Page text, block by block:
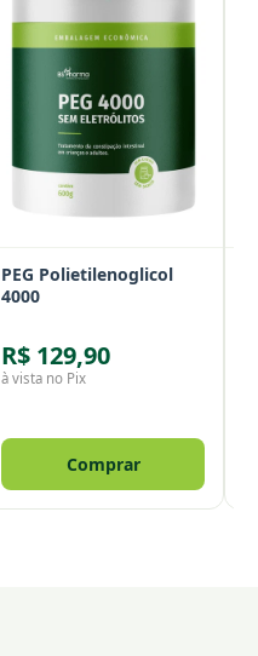
PEG Polietilenoglicol
4000
R$ 129,90
à vista no Pix
Comprar